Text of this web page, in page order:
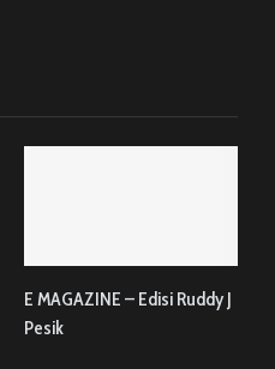
E MAGAZINE – Edisi Ruddy J
Pesik